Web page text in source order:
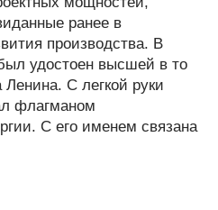
ранее в
производства. В
удостоен высшей в то
С легкой руки
флагманом
С его именем связана